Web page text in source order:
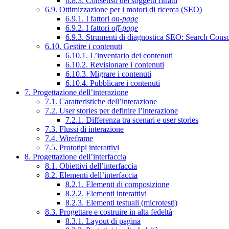
6.9. Ottimizzazione per i motori di ricerca (SEO)
6.9.1. I fattori on-page
6.9.2. I fattori off-page
6.9.3. Strumenti di diagnostica SEO: Search
6.10. Gestire i contenuti
6.10.1. L’inventario dei contenuti
6.10.2. Revisionare i contenuti
6.10.3. Migrare i contenuti
6.10.4. Pubblicare i contenuti
7. Progettazione dell’interazione
7.1. Caratteristiche dell’interazione
7.2. User stories per definire l’interazione
7.2.1. Differenza tra scenari e user stories
7.3. Flussi di interazione
7.4. Wireframe
7.5. Prototipi interattivi
8. Progettazione dell’interfaccia
8.1. Obiettivi dell’interfaccia
8.2. Elementi dell’interfaccia
8.2.1. Elementi di composizione
8.2.2. Elementi interattivi
8.2.3. Elementi testuali (microtesti)
8.3. Progettare e costruire in alta fedeltà
8.3.1. Layout di pagina